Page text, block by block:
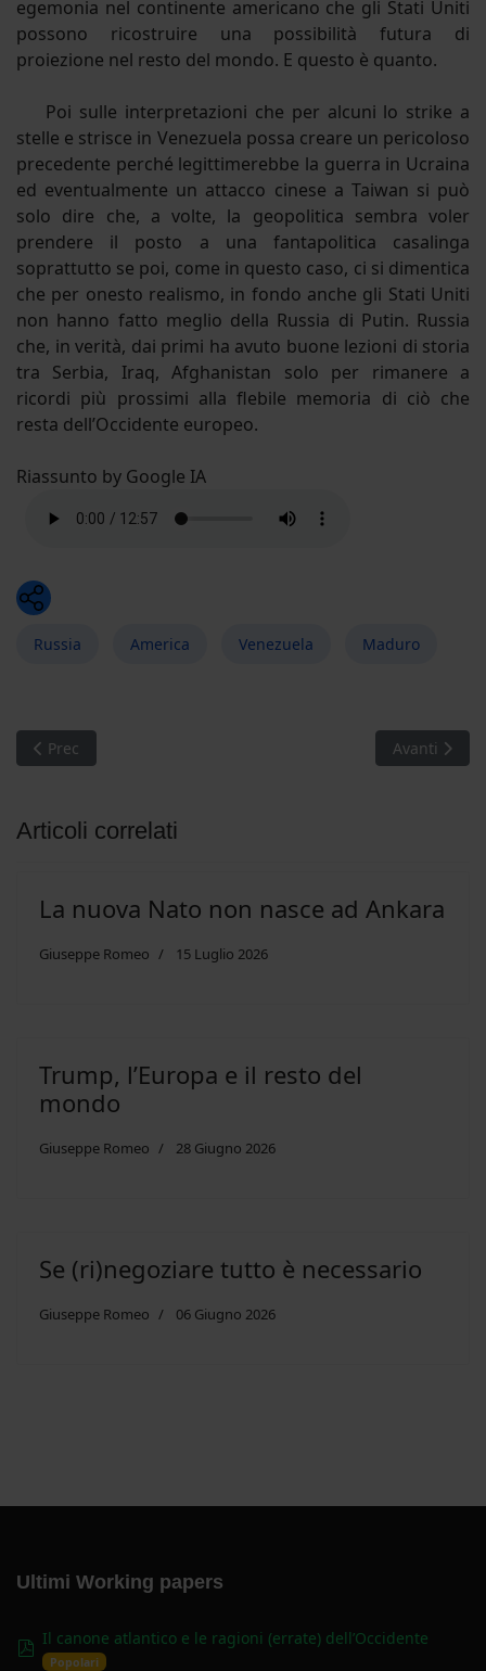
egemonia nel continente americano che gli Stati Uniti
possono ricostruire una possibilità futura di
proiezione nel resto del mondo. E questo è quanto.
Poi sulle interpretazioni che per alcuni lo strike a
stelle e strisce in Venezuela possa creare un pericoloso
precedente perché legittimerebbe la guerra in Ucraina
ed eventualmente un attacco cinese a Taiwan si può
solo dire che, a volte, la geopolitica sembra voler
prendere il posto a una fantapolitica casalinga
soprattutto se poi, come in questo caso, ci si dimentica
che per onesto realismo, in fondo anche gli Stati Uniti
non hanno fatto meglio della Russia di Putin. Russia
che, in verità, dai primi ha avuto buone lezioni di storia
tra Serbia, Iraq, Afghanistan solo per rimanere a
ricordi più prossimi alla flebile memoria di ciò che
resta dell’Occidente europeo.
Riassunto by Google IA
Russia America Venezuela Maduro
Articolo precedente: Shock and awe. Il fallimento di una
Prec Articolo
Avanti
Articoli correlati
La nuova Nato non nasce ad Ankara
Giuseppe Romeo 15 Luglio 2026
Trump, l’Europa e il resto del
mondo
Giuseppe Romeo 28 Giugno 2026
Se (ri)negoziare tutto è necessario
Giuseppe Romeo 06 Giugno 2026
Ultimi Working papers
pdf
Il canone atlantico e le ragioni (errate) dell’Occidente
Popolari